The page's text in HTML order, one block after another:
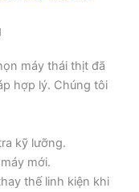
máy thái thịt đã
hợp lý. Chúng tôi
kỹ lưỡng.
mới.
thế linh kiện khi